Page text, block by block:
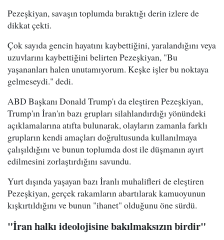
Pezeşkiyan, savaşın toplumda bıraktığı derin izlere de
dikkat çekti.
Çok sayıda gencin hayatını kaybettiğini, yaralandığını veya
uzuvlarını kaybettiğini belirten Pezeşkiyan, "Bu
yaşananları halen unutamıyorum. Keşke işler bu noktaya
gelmeseydi." dedi.
ABD Başkanı Donald Trump'ı da eleştiren Pezeşkiyan,
Trump'ın İran'ın bazı grupları silahlandırdığı yönündeki
açıklamalarına atıfta bulunarak, olayların zamanla farklı
grupların kendi amaçları doğrultusunda kullanılmaya
çalışıldığını ve bunun toplumda dost ile düşmanın ayırt
edilmesini zorlaştırdığını savundu.
Yurt dışında yaşayan bazı İranlı muhalifleri de eleştiren
Pezeşkiyan, gerçek rakamların abartılarak kamuoyunun
kışkırtıldığını ve bunun "ihanet" olduğunu öne sürdü.
"İran halkı ideolojisine bakılmaksızın birdir"